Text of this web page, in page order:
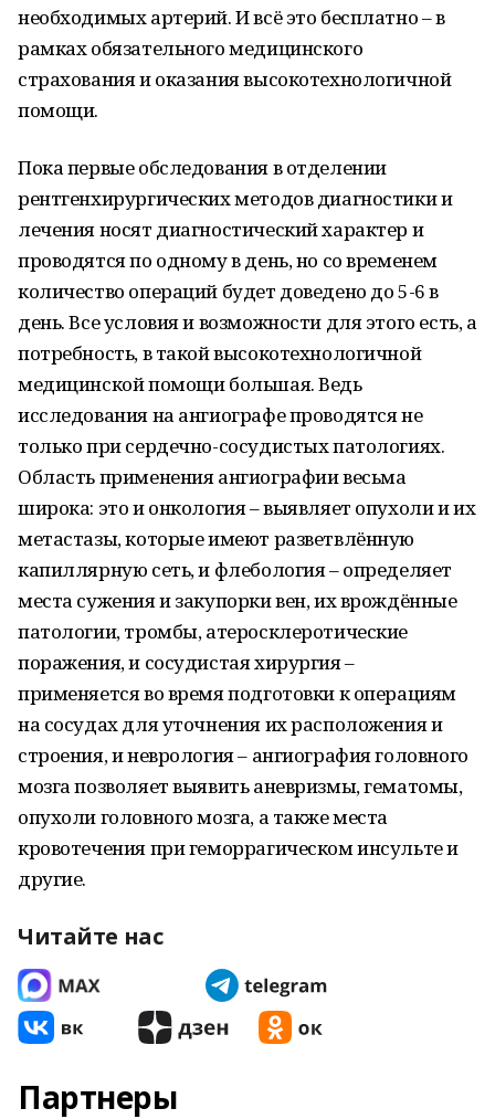
необходимых артерий. И всё это бесплатно – в
рамках обязательного медицинского
страхования и оказания высокотехнологичной
помощи.
Пока первые обследования в отделении
рентгенхирургических методов диагностики и
лечения носят диагностический характер и
проводятся по одному в день, но со временем
количество операций будет доведено до 5-6 в
день. Все условия и возможности для этого есть, а
потребность, в такой высокотехнологичной
медицинской помощи большая. Ведь
исследования на ангиографе проводятся не
только при сердечно-сосудистых патологиях.
Область применения ангиографии весьма
широка: это и онкология – выявляет опухоли и их
метастазы, которые имеют разветвлённую
капиллярную сеть, и флебология – определяет
места сужения и закупорки вен, их врождённые
патологии, тромбы, атеросклеротические
поражения, и сосудистая хирургия –
применяется во время подготовки к операциям
на сосудах для уточнения их расположения и
строения, и неврология – ангиография головного
мозга позволяет выявить аневризмы, гематомы,
опухоли головного мозга, а также места
кровотечения при геморрагическом инсульте и
другие.
Читайте нас
Партнеры